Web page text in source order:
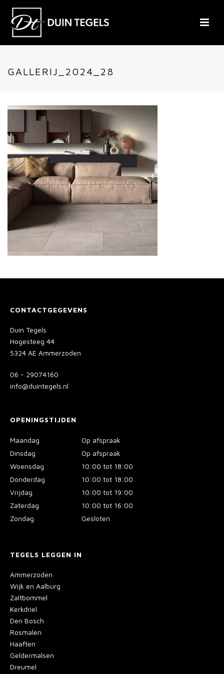
GALLERIJ_2024_28
CONTACTGEGEVENS
Duin Tegels
Hogesteeg 44
5324 AE Ammerzoden
06 - 29074160
info@duintegels.nl
OPENINGSTIJDEN
Maandag
Dinsdag
Woensdag
Donderdag
Vrijdag
Zaterdag
Zondag
Op afspraak
Op afspraak
10:00 tot 18:00
10:00 tot 18:00
10:00 tot 19:00
10:00 tot 16:00
Gesloten
TEGELS LEGGEN IN
Ammerzoden
Wijk en Aalburg
Zaltbommel
Kerkdriel
Den Bosch
Rosmalen
Haaften
Geldermalsen
Dreumel